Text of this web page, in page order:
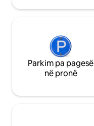
Parkim pa pagesë
në pronë